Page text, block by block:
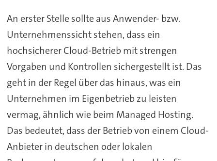
An erster Stelle sollte aus Anwender- bzw.
Unternehmenssicht stehen, dass ein
hochsicherer Cloud-Betrieb mit strengen
Vorgaben und Kontrollen sichergestellt ist. Das
geht in der Regel über das hinaus, was ein
Unternehmen im Eigenbetrieb zu leisten
vermag, ähnlich wie beim Managed Hosting.
Das bedeutet, dass der Betrieb von einem Cloud-
Anbieter in deutschen oder lokalen